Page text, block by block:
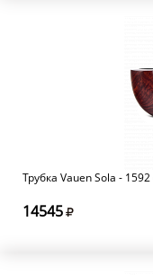
Трубка Vauen Sola -
14545